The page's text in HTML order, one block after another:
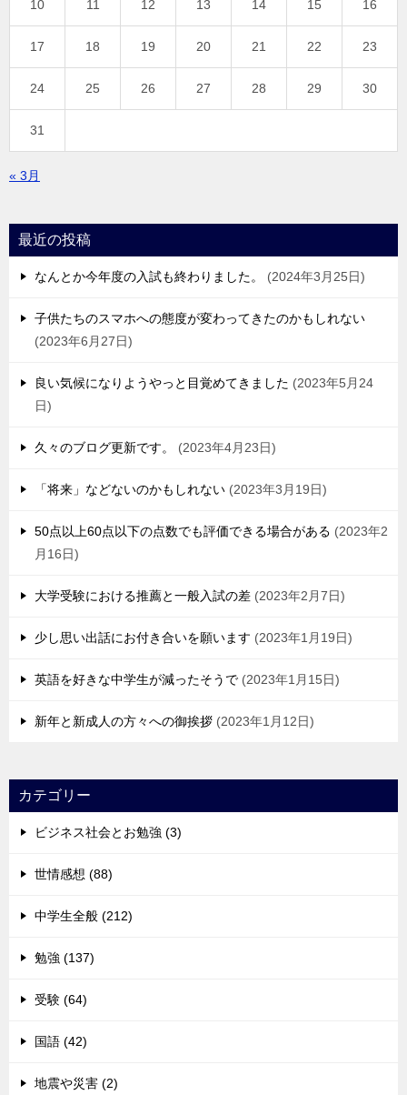
10 11 12 13 14 15 16
17 18 19 20 21 22 23
24 25 26 27 28 29 30
31
« 3月
最近の投稿
なんとか今年度の入試も終わりました。 2024年3月25日
子供たちのスマホへの態度が変わってきたのかもしれない
2023年6月27日
良い気候になりようやっと目覚めてきました
2023年5月24
日
久々のブログ更新です。 2023年4月23日
「将来」などないのかもしれない 2023年3月19日
50点以上60点以下の点数でも評価できる場合がある
2023年2
月16日
大学受験における推薦と一般入試の差 2023年2月7日
少し思い出話にお付き合いを願います 2023年1月19日
英語を好きな中学生が減ったそうで 2023年1月15日
新年と新成人の方々への御挨拶 2023年1月12日
カテゴリー
ビジネス社会とお勉強 (3)
世情感想 (88)
中学生全般 (212)
勉強 (137)
受験 (64)
国語 (42)
地震や災害 (2)